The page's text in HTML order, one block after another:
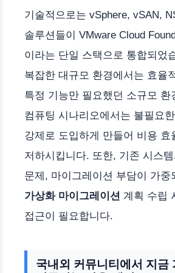
기술적으로는 vSphere, vSAN,
솔루션들이 VMware Cloud
이라는 단일 스택으로 통합되었
복잡한 대규모 환경에서는 효율
특정 기능만 필요했던 소규모 환
컴퓨팅 시나리오에서는 불필요
강제로 도입하게 만들어 비용 효
저하시킵니다. 또한, 기존 시스
문제, 마이그레이션 부담이 가중
가상화 마이그레이션 계획 수립
접근이 필요합니다.
국내외 커뮤니티에서 지금